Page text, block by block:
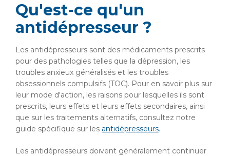
Qu'est-ce qu'un
antidépresseur ?
Les antidépresseurs sont des médicaments prescrits
pour des pathologies telles que la dépression, les
troubles anxieux généralisés et les troubles
obsessionnels compulsifs (TOC). Pour en savoir plus sur
leur mode d'action, les raisons pour lesquelles ils sont
prescrits, leurs effets et leurs effets secondaires, ainsi
que sur les traitements alternatifs, consultez notre
guide spécifique sur les antidépresseurs.
Les antidépresseurs doivent généralement continuer